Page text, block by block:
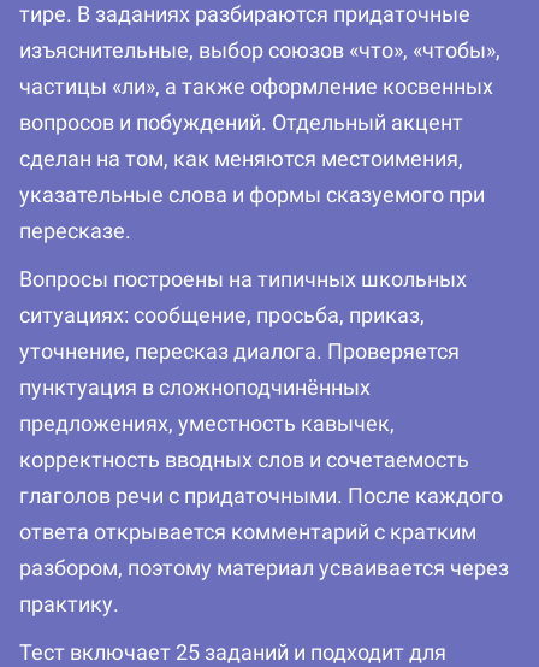
тире. В заданиях разбираются придаточные
изъяснительные, выбор союзов «что», «чтобы»,
частицы «ли», а также оформление косвенных
вопросов и побуждений. Отдельный акцент
сделан на том, как меняются местоимения,
указательные слова и формы сказуемого при
пересказе.
Вопросы построены на типичных школьных
ситуациях: сообщение, просьба, приказ,
уточнение, пересказ диалога. Проверяется
пунктуация в сложноподчинённых
предложениях, уместность кавычек,
корректность вводных слов и сочетаемость
глаголов речи с придаточными. После каждого
ответа открывается комментарий с кратким
разбором, поэтому материал усваивается через
практику.
Тест включает 25 заданий и подходит для